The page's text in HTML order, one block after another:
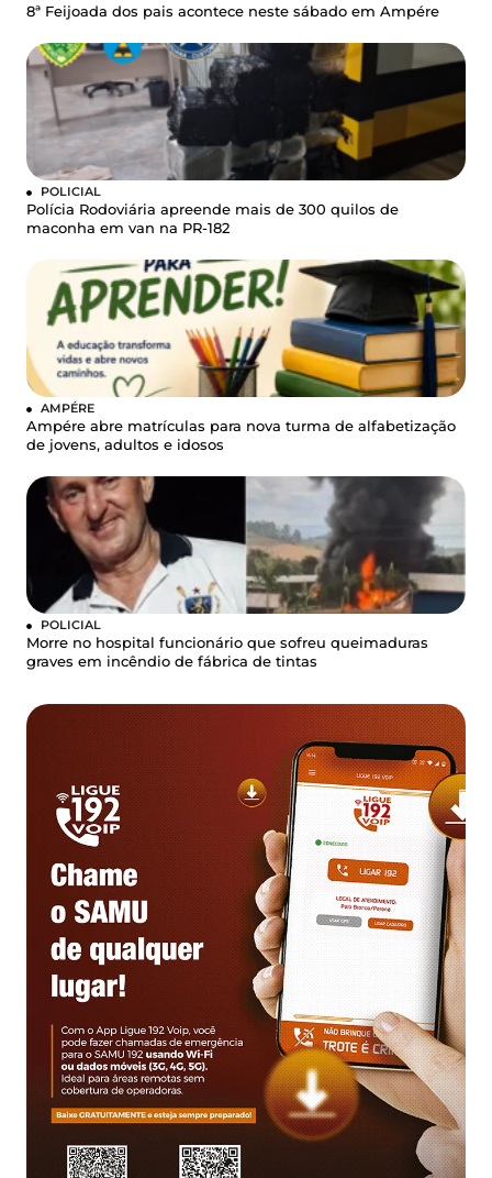
8ª Feijoada dos pais acontece neste sábado em Ampére
POLICIAL
Polícia Rodoviária apreende mais de 300 quilos de
maconha em van na PR-182
AMPÉRE
Ampére abre matrículas para nova turma de alfabetização
de jovens, adultos e idosos
POLICIAL
Morre no hospital funcionário que sofreu queimaduras
graves em incêndio de fábrica de tintas